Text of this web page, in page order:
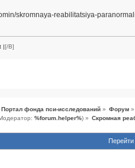
skromnaya-reabilitatsiya-
|[/B]
фонда пси-исследований » Форум »
%forum.helper%) » Скромная
Перейти